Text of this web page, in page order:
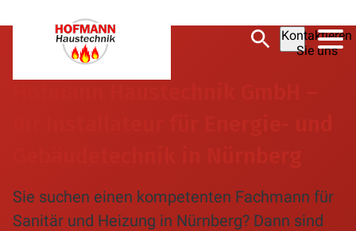
Kontaktieren
Sie uns
Sie suchen einen kompetenten Fachmann für
Sanitär und Heizung in Nürnberg? Dann sind